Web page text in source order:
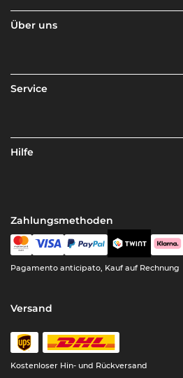
Über uns
Service
Hilfe
Zahlungsmethoden
Pagamento anticipato, Kauf auf Rechnung
Versand
Kostenloser Hin- und Rückversand